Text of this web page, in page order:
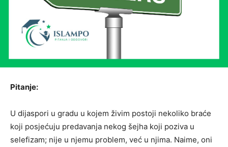
Pitanje:
U dijaspori u gradu u kojem živim postoji nekoliko braće
koji posjećuju predavanja nekog šejha koji poziva u
selefizam; nije u njemu problem, već u njima. Naime, oni